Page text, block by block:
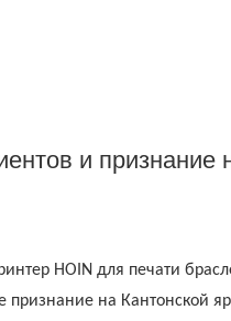
и признание
HOIN для печати
признание на Кантонской